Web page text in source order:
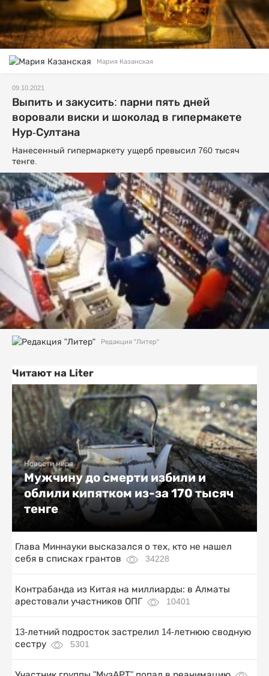
Мария Казанская
09.10.2021
Выпить и закусить: парни пять дней
воровали виски и шоколад в гипермакете
Нур-Султана
Нанесенный гипермаркету ущерб превысил 760 тысяч
тенге.
Редакция "Литер"
Читают на Liter
Новости мира
Мужчину до смерти избили и
облили кипятком из-за 170 тысяч
тенге
Глава Миннауки высказался о тех, кто не нашел
себя в списках грантов
34228
Контрабанда из Китая на миллиарды: в Алматы
арестовали участников ОПГ
10401
13-летний подросток застрелил 14-летнюю сводную
сестру
5301